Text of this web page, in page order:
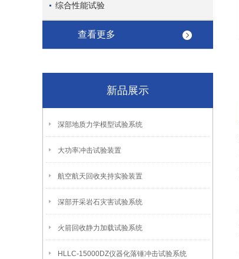
综合性能试验
查看更多
新品展示
深部地质力学模型试验系统
大功率冲击试验装置
航空航天回收夹持实验装置
深部开采岩石灾害试验系统
火箭回收静力加载试验系统
HLLC-15000DZ仪器化落锤冲击试验系统